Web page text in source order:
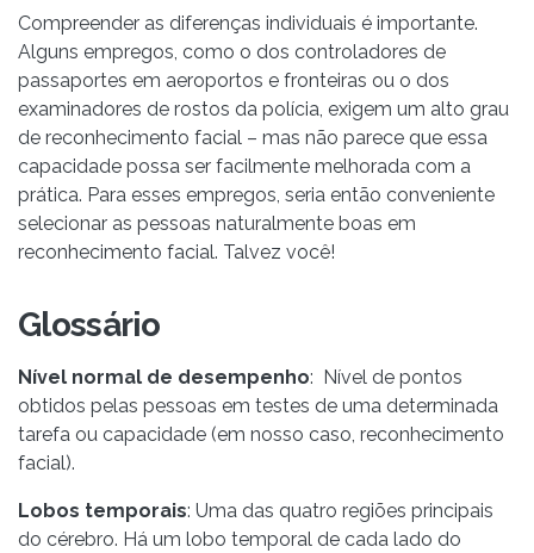
Compreender as diferenças individuais é importante.
Alguns empregos, como o dos controladores de
passaportes em aeroportos e fronteiras ou o dos
examinadores de rostos da polícia, exigem um alto grau
de reconhecimento facial – mas não parece que essa
capacidade possa ser facilmente melhorada com a
prática. Para esses empregos, seria então conveniente
selecionar as pessoas naturalmente boas em
reconhecimento facial. Talvez você!
Glossário
Nível normal de desempenho: Nível de pontos
obtidos pelas pessoas em testes de uma determinada
tarefa ou capacidade (em nosso caso, reconhecimento
facial).
Lobos temporais: Uma das quatro regiões principais
do cérebro. Há um lobo temporal de cada lado do